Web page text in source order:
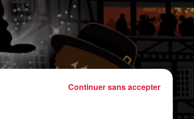
Continuer sans accepter